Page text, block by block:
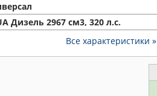
Дизель 2967 см3, 320 л.с.
Все характеристики »